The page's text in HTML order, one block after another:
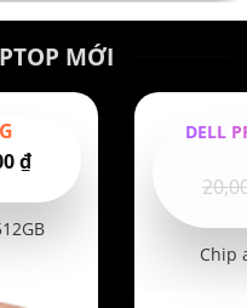
MỚI
₫Giá
hiện
tại
DELL
Chip